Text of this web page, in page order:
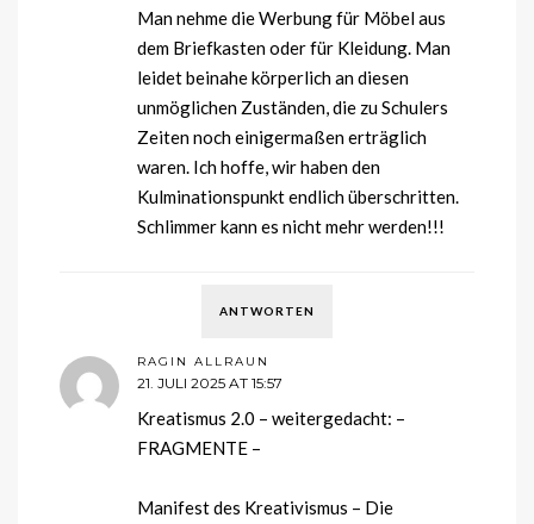
Man nehme die Werbung für Möbel aus
dem Briefkasten oder für Kleidung. Man
leidet beinahe körperlich an diesen
unmöglichen Zuständen, die zu Schulers
Zeiten noch einigermaßen erträglich
waren. Ich hoffe, wir haben den
Kulminationspunkt endlich überschritten.
Schlimmer kann es nicht mehr werden!!!
ANTWORTEN
RAGIN ALLRAUN
21. JULI 2025 AT 15:57
Kreatismus 2.0 – weitergedacht: –
FRAGMENTE –
Manifest des Kreativismus – Die